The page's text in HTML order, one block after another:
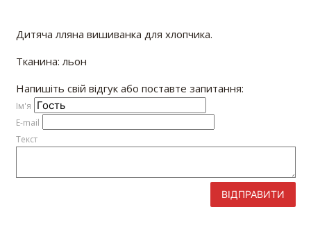
Дитяча лляна вишиванка для хлопчика.
Тканина: льон
Напишіть свій відгук або поставте запитання:
Iм'я
E-mail
Текст
ВІДПРАВИТИ